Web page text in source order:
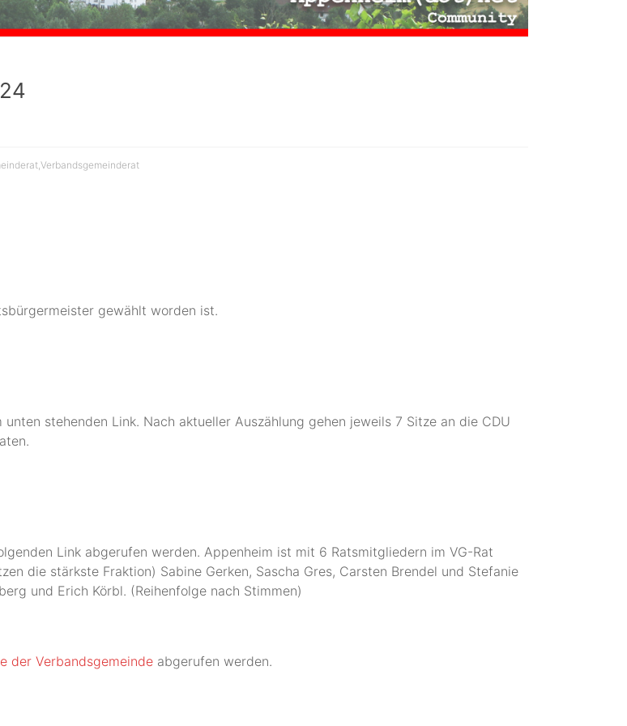
Verbandsgemeinderat
gewählt worden ist.
stehenden Link. Nach aktueller Auszählung gehen jeweils 7 Sitze an die CDU
Link abgerufen werden. Appenheim ist mit 6 Ratsmitgliedern im VG-Rat
die stärkste Fraktion) Sabine Gerken, Sascha Gres, Carsten Brendel und Stefanie
und Erich Körbl. (Reihenfolge nach Stimmen)
der Verbandsgemeinde abgerufen werden.